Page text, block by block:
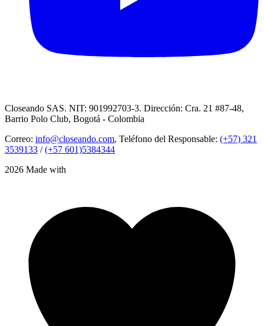
Closeando SAS. NIT: 901992703-3. Dirección: Cra. 21 #87-48,
Barrio Polo Club, Bogotá - Colombia
Correo: info@closeando.com, Teléfono del Responsable: (+57) 321
3539133 /(+57 601)5384344
2026 Made with